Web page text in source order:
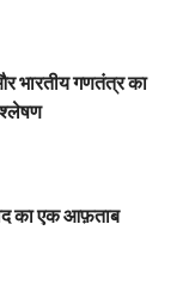
भारतीय गणतंत्र का
का एक आफ़ताब